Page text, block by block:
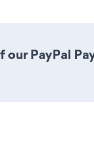
PayPal